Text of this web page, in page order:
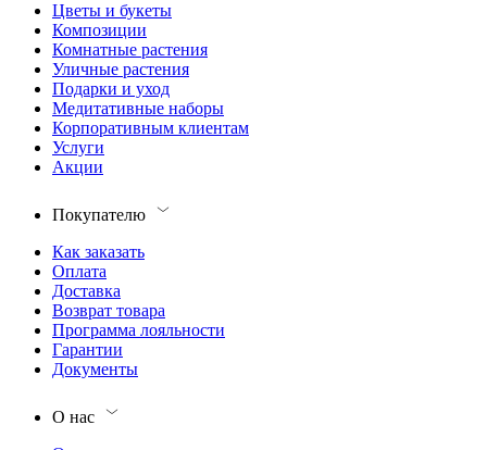
Цветы и букеты
Композиции
Комнатные растения
Уличные растения
Подарки и уход
Медитативные наборы
Корпоративным клиентам
Услуги
Акции
Покупателю
Как заказать
Оплата
Доставка
Возврат товара
Программа лояльности
Гарантии
Документы
О нас